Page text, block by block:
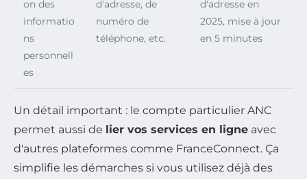
on des
informatio
ns
personnell
es
d'adresse, de
numéro de
téléphone, etc.
d'adresse en
2025, mise à jour
en 5 minutes
Un détail important : le compte particulier ANC
permet aussi de lier vos services en ligne avec
d'autres plateformes comme FranceConnect. Ça
simplifie les démarches si vous utilisez déjà des